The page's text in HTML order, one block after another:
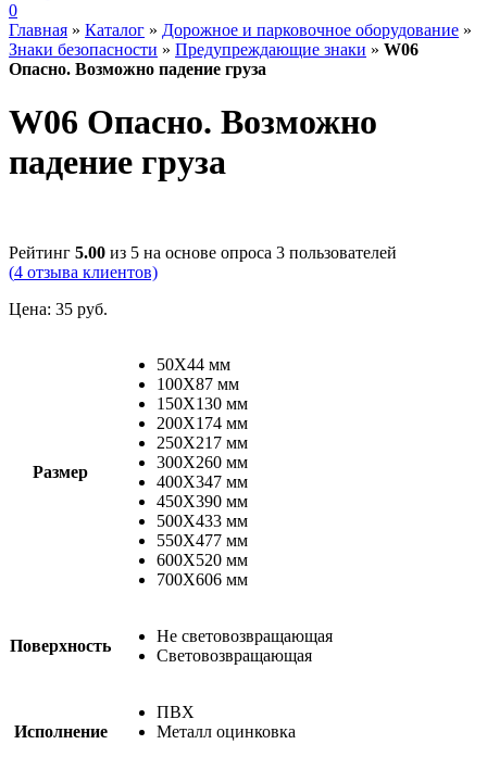
0
Главная » Каталог » Дорожное и парковочное оборудование »
Знаки безопасности » Предупреждающие знаки » W06
Опасно. Возможно падение груза
W06 Опасно. Возможно
падение груза
Рейтинг 5.00 из 5 на основе опроса 3 пользователей
(4 отзыва клиентов)
Цена: 35 руб.
Размер
50X44 мм
100Х87 мм
150X130 мм
200X174 мм
250X217 мм
300X260 мм
400X347 мм
450X390 мм
500X433 мм
550X477 мм
600X520 мм
700X606 мм
Поверхность
Не световозвращающая
Cветовозвращающая
Исполнение
ПВХ
Металл оцинковка